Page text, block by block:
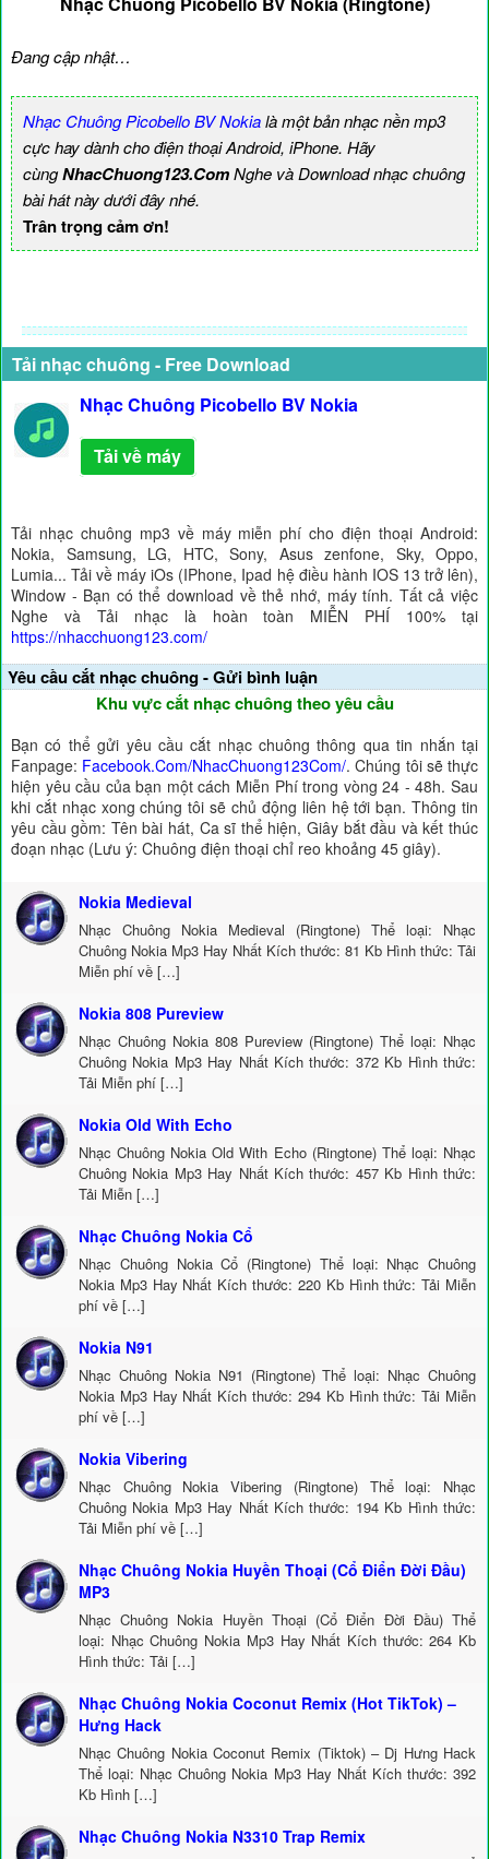
Đang cập nhật…
Nhạc Chuông Picobello BV Nokialà một bản nhạc nền mp3
cực hay dành cho điện thoại Android, iPhone. Hãy
cùngNhacChuong123.ComNghe và Download nhạc chuông
bài hát này dưới đây nhé.
Trân trọng cảm ơn!
Tải nhạc chuông - Free Download
Nhạc Chuông Picobello BV Nokia
Tải về máy
Tải nhạc chuông mp3 về máy miễn phí cho điện thoại Android:
Nokia, Samsung, LG, HTC, Sony, Asus zenfone, Sky, Oppo,
Lumia... Tải về máy iOs (IPhone, Ipad hệ điều hành IOS 13 trở lên),
Window - Bạn có thể download về thẻ nhớ, máy tính. Tất cả việc
Nghe và Tải nhạc là hoàn toàn MIỄN PHÍ 100% tại
https://nhacchuong123.com/
Yêu cầu cắt nhạc chuông - Gửi bình luận
Khu vực cắt nhạc chuông theo yêu cầu
Bạn có thể gửi yêu cầu cắt nhạc chuông thông qua tin nhắn tại
Fanpage: Facebook.Com/NhacChuong123Com/. Chúng tôi sẽ thực
hiện yêu cầu của bạn một cách Miễn Phí trong vòng 24 - 48h. Sau
khi cắt nhạc xong chúng tôi sẽ chủ động liên hệ tới bạn. Thông tin
yêu cầu gồm: Tên bài hát, Ca sĩ thể hiện, Giây bắt đầu và kết thúc
đoạn nhạc (Lưu ý: Chuông điện thoại chỉ reo khoảng 45 giây).
Nokia Medieval
Nhạc Chuông Nokia Medieval (Ringtone) Thể loại: Nhạc
Chuông Nokia Mp3 Hay Nhất Kích thước: 81 Kb Hình thức: Tải
Miễn phí về […]
Nokia 808 Pureview
Nhạc Chuông Nokia 808 Pureview (Ringtone) Thể loại: Nhạc
Chuông Nokia Mp3 Hay Nhất Kích thước: 372 Kb Hình thức:
Tải Miễn phí […]
Nokia Old With Echo
Nhạc Chuông Nokia Old With Echo (Ringtone) Thể loại: Nhạc
Chuông Nokia Mp3 Hay Nhất Kích thước: 457 Kb Hình thức:
Tải Miễn […]
Nhạc Chuông Nokia Cổ
Nhạc Chuông Nokia Cổ (Ringtone) Thể loại: Nhạc Chuông
Nokia Mp3 Hay Nhất Kích thước: 220 Kb Hình thức: Tải Miễn
phí về […]
Nokia N91
Nhạc Chuông Nokia N91 (Ringtone) Thể loại: Nhạc Chuông
Nokia Mp3 Hay Nhất Kích thước: 294 Kb Hình thức: Tải Miễn
phí về […]
Nokia Vibering
Nhạc Chuông Nokia Vibering (Ringtone) Thể loại: Nhạc
Chuông Nokia Mp3 Hay Nhất Kích thước: 194 Kb Hình thức:
Tải Miễn phí về […]
Nhạc Chuông Nokia Huyền Thoại (Cổ Điển Đời Đầu)
MP3
Nhạc Chuông Nokia Huyền Thoại (Cổ Điển Đời Đầu) Thể
loại: Nhạc Chuông Nokia Mp3 Hay Nhất Kích thước: 264 Kb
Hình thức: Tải […]
Nhạc Chuông Nokia Coconut Remix (Hot TikTok) –
Hưng Hack
Nhạc Chuông Nokia Coconut Remix (Tiktok) – Dj Hưng Hack
Thể loại: Nhạc Chuông Nokia Mp3 Hay Nhất Kích thước: 392
Kb Hình […]
Nhạc Chuông Nokia N3310 Trap Remix